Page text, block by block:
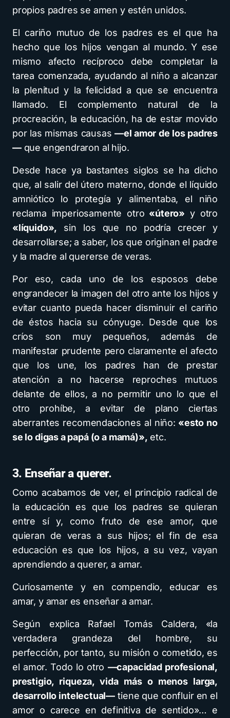
propios padres se amen y estén unidos.
El cariño mutuo de los padres es el que ha
hecho que los hijos vengan al mundo. Y ese
mismo afecto recíproco debe completar la
tarea comenzada, ayudando al niño a alcanzar
la plenitud y la felicidad a que se encuentra
llamado. El complemento natural de la
procreación, la educación, ha de estar movido
por las mismas causas —el amor de los padres
—que engendraron al hijo.
Desde hace ya bastantes siglos se ha dicho
que, al salir del útero materno, donde el líquido
amniótico lo protegía y alimentaba, el niño
reclama imperiosamente otro «útero» y otro
«líquido», sin los que no podría crecer y
desarrollarse; a saber, los que originan el padre
y la madre al quererse de veras.
Por eso, cada uno de los esposos debe
engrandecer la imagen del otro ante los hijos y
evitar cuanto pueda hacer disminuir el cariño
de éstos hacia su cónyuge. Desde que los
críos son muy pequeños, además de
manifestar prudente pero claramente el afecto
que los une, los padres han de prestar
atención a no hacerse reproches mutuos
delante de ellos, a no permitir uno lo que el
otro prohíbe, a evitar de plano ciertas
aberrantes recomendaciones al niño: «esto no
se lo digas a papá (o a mamá)», etc.
3. Enseñar a querer.
Como acabamos de ver, el principio radical de
la educación es que los padres se quieran
entre sí y, como fruto de ese amor, que
quieran de veras a sus hijos; el fin de esa
educación es que los hijos, a su vez, vayan
aprendiendo a querer, a amar.
Curiosamente y en compendio, educar es
amar, y amar es enseñar a amar.
Según explica Rafael Tomás Caldera, «la
verdadera grandeza del hombre, su
perfección, por tanto, su misión o cometido, es
el amor. Todo lo otro —capacidad profesional,
prestigio, riqueza, vida más o menos larga,
desarrollo intelectual— tiene que confluir en el
amor o carece en definitiva de sentido»… e